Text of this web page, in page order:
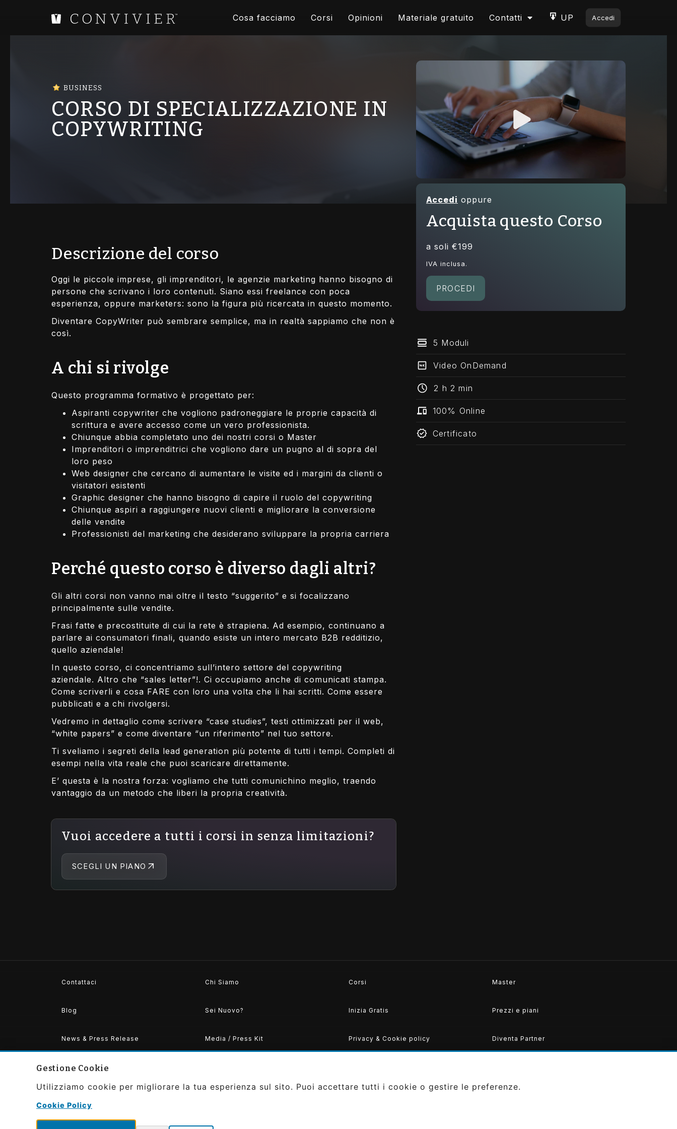
Cosa facciamo Corsi Opinioni Materiale gratuito Contatti UP Accedi
BUSINESS
CORSO DI SPECIALIZZAZIONE IN
COPYWRITING
Descrizione del corso
Oggi le piccole imprese, gli imprenditori, le agenzie marketing hanno bisogno di
persone che scrivano i loro contenuti. Siano essi freelance con poca
esperienza, oppure marketers: sono la figura più ricercata in questo momento.
Diventare CopyWriter può sembrare semplice, ma in realtà sappiamo che non è
così.
A chi si rivolge
Questo programma formativo è progettato per:
Aspiranti copywriter che vogliono padroneggiare le proprie capacità di
scrittura e avere accesso come un vero professionista.
Chiunque abbia completato uno dei nostri corsi o Master
Imprenditori o imprenditrici che vogliono dare un pugno al di sopra del
loro peso
Web designer che cercano di aumentare le visite ed i margini da clienti o
visitatori esistenti
Graphic designer che hanno bisogno di capire il ruolo del copywriting
Chiunque aspiri a raggiungere nuovi clienti e migliorare la conversione
delle vendite
Professionisti del marketing che desiderano sviluppare la propria carriera
Perché questo corso è diverso dagli altri?
Gli altri corsi non vanno mai oltre il testo “suggerito” e si focalizzano
principalmente sulle vendite.
Frasi fatte e precostituite di cui la rete è strapiena. Ad esempio, continuano a
parlare ai consumatori finali, quando esiste un intero mercato B2B redditizio,
quello aziendale!
In questo corso, ci concentriamo sull’intero settore del copywriting
aziendale. Altro che “sales letter”!. Ci occupiamo anche di comunicati stampa.
Come scriverli e cosa FARE con loro una volta che li hai scritti. Come essere
pubblicati e a chi rivolgersi.
Vedremo in dettaglio come scrivere “case studies”, testi ottimizzati per il web,
“white papers” e come diventare “un riferimento” nel tuo settore.
Ti sveliamo i segreti della lead generation più potente di tutti i tempi. Completi di
esempi nella vita reale che puoi scaricare direttamente.
E’ questa è la nostra forza: vogliamo che tutti comunichino meglio, traendo
vantaggio da un metodo che liberi la propria creatività.
Vuoi accedere a tutti i corsi in senza limitazioni?
SCEGLI UN PIANO
Come scrivere un
Case studies e case
Accedi oppure
Acquista questo Corso
a soli €199
IVA inclusa.
PROCEDI
5 Moduli
Video OnDemand
2 h 2 min
100% Online
Certificato
Contattaci Chi Siamo Corsi Master
Blog Sei Nuovo? Inizia Gratis Prezzi e piani
News & Press Release Media / Press Kit Privacy & Cookie policy Diventa Partner
Accedi
All Rights Reserved | Powered and Designed by
Gestione Cookie
Utilizziamo cookie per migliorare la tua esperienza sul sito. Puoi accettare tutti i cookie o gestire le preferenze.
Cookie Policy